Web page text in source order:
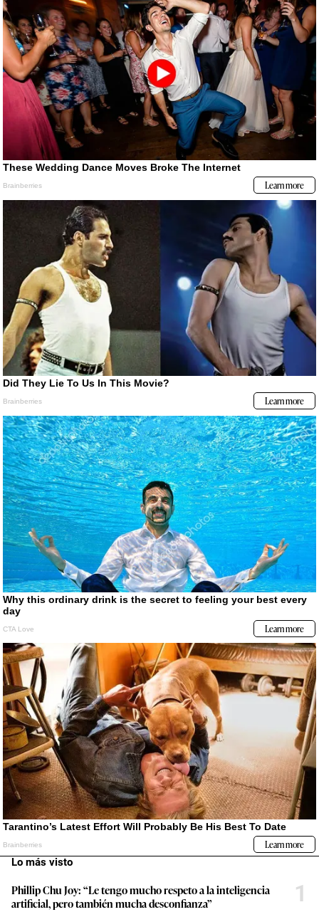
Lo más visto
Phillip Chu Joy: “Le tengo mucho respeto a la inteligencia
artificial, pero también mucha desconfianza”
1